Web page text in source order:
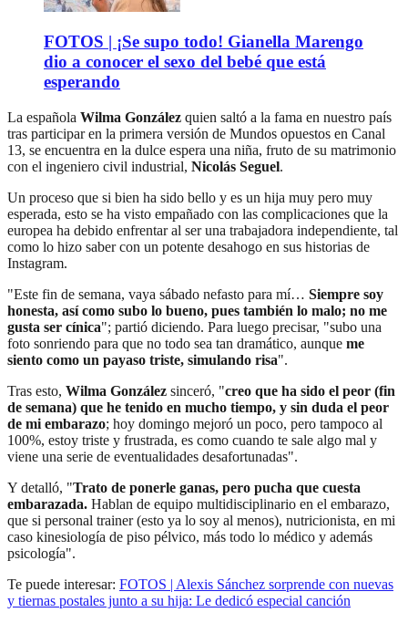
FOTOS | ¡Se supo todo! Gianella Marengo
dio a conocer el sexo del bebé que está
esperando
La española Wilma González quien saltó a la fama en nuestro país
tras participar en la primera versión de Mundos opuestos en Canal
13, se encuentra en la dulce espera una niña, fruto de su matrimonio
con el ingeniero civil industrial, Nicolás Seguel.
Un proceso que si bien ha sido bello y es un hija muy pero muy
esperada, esto se ha visto empañado con las complicaciones que la
europea ha debido enfrentar al ser una trabajadora independiente, tal
como lo hizo saber con un potente desahogo en sus historias de
Instagram.
"Este fin de semana, vaya sábado nefasto para mí… Siempre soy
honesta, así como subo lo bueno, pues también lo malo; no me
gusta ser cínica"; partió diciendo. Para luego precisar, "subo una
foto sonriendo para que no todo sea tan dramático, aunque me
siento como un payaso triste, simulando risa".
Tras esto, Wilma González sinceró, "creo que ha sido el peor (fin
de semana) que he tenido en mucho tiempo, y sin duda el peor
de mi embarazo; hoy domingo mejoró un poco, pero tampoco al
100%, estoy triste y frustrada, es como cuando te sale algo mal y
viene una serie de eventualidades desafortunadas".
Y detalló, "Trato de ponerle ganas, pero pucha que cuesta
embarazada. Hablan de equipo multidisciplinario en el embarazo,
que si personal trainer (esto ya lo soy al menos), nutricionista, en mi
caso kinesiología de piso pélvico, más todo lo médico y además
psicología".
Te puede interesar: FOTOS | Alexis Sánchez sorprende con nuevas
y tiernas postales junto a su hija: Le dedicó especial canción